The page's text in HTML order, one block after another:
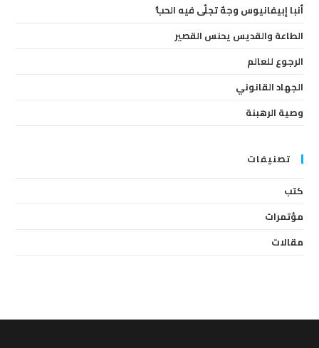
أنبا إبيفانيوس وجهٌ تجلّى فيه الحبُّ
الطاعة والقديس يحنس القصير
الرجوع للعالم
الجهاد القانوني
وصية الرهبنة
تصنيفات
كتب
مؤتمرات
مقالات